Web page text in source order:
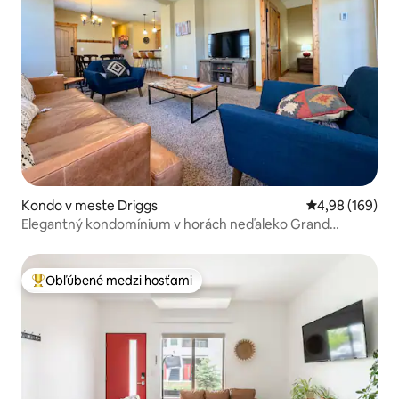
Kondo v meste Driggs Priemerné
4,98 (169)
Elegantný kondomínium v horách neďaleko Grand
Najobľúbenejšie medzi hosťami
Obľúbené medzi hosťami